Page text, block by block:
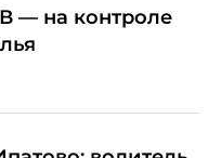
— на контроле